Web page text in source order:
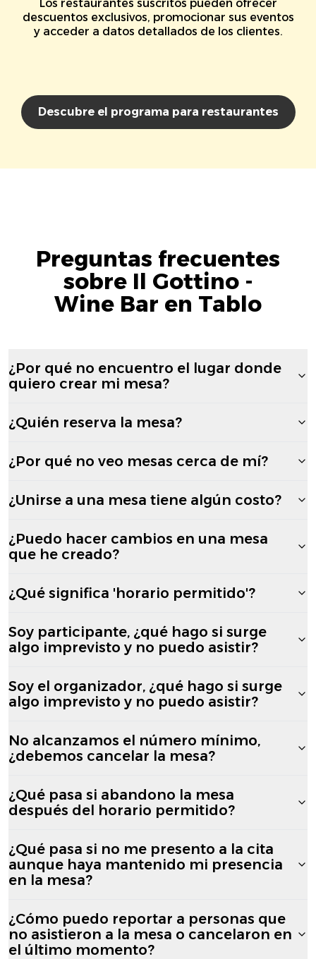
Los restaurantes suscritos pueden ofrecer
descuentos exclusivos, promocionar sus eventos
y acceder a datos detallados de los clientes.
Descubre el programa para restaurantes
Preguntas frecuentes
sobre Il Gottino -
Wine Bar en Tablo
¿Por qué no encuentro el lugar donde
quiero crear mi mesa?
¿Quién reserva la mesa?
¿Por qué no veo mesas cerca de mí?
¿Unirse a una mesa tiene algún costo?
¿Puedo hacer cambios en una mesa
que he creado?
¿Qué significa 'horario permitido'?
Soy participante, ¿qué hago si surge
algo imprevisto y no puedo asistir?
Soy el organizador, ¿qué hago si surge
algo imprevisto y no puedo asistir?
No alcanzamos el número mínimo,
¿debemos cancelar la mesa?
¿Qué pasa si abandono la mesa
después del horario permitido?
¿Qué pasa si no me presento a la cita
aunque haya mantenido mi presencia
en la mesa?
¿Cómo puedo reportar a personas que
no asistieron a la mesa o cancelaron en
el último momento?